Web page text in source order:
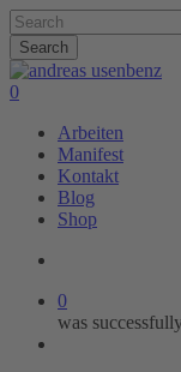
Skip
to
main
content
Search
Close
Search
search
0
Arbeiten
Manifest
Kontakt
Blog
Shop
0
was